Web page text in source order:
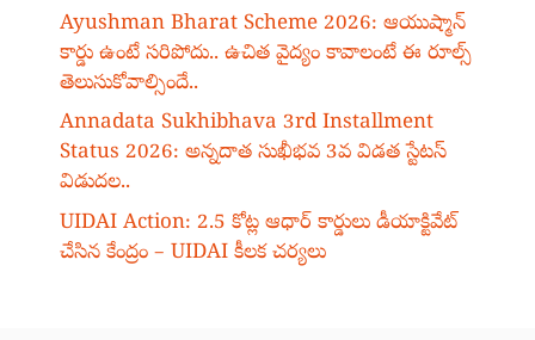
Ayushman Bharat Scheme 2026: ఆయుష్మాన్
కార్డు ఉంటే సరిపోదు.. ఉచిత వైద్యం కావాలంటే ఈ రూల్స్
తెలుసుకోవాల్సిందే..
Annadata Sukhibhava 3rd Installment
Status 2026: అన్నదాత సుఖీభవ 3వ విడత స్టేటస్
విడుదల..
UIDAI Action: 2.5 కోట్ల ఆధార్ కార్డులు డీయాక్టివేట్
చేసిన కేంద్రం – UIDAI కీలక చర్యలు